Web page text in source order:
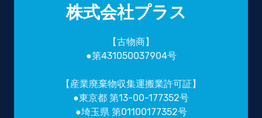
株式会社プラス
【古物商】
●第431050037904号
【産業廃棄物収集運搬業許可証】
●東京都 第13-00-177352号
●埼玉県 第01100177352号